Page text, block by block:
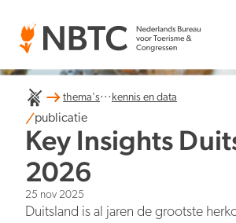
Thema's
Bekijk alle thema's
Kennisbank
Over ons
thema's... kennis en data
publicatie
Key Insights
2026
25 nov 2025
Duitsland is al jaren de grootste